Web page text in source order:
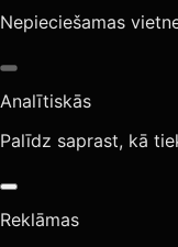
Nepieciešamas
Analītiskās
Palīdz saprast, kā
Reklāmas